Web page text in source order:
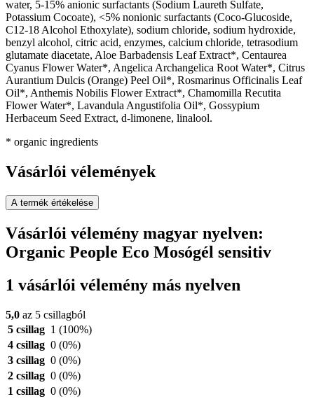
water, 5-15% anionic surfactants (Sodium Laureth Sulfate,
Potassium Cocoate), <5% nonionic surfactants (Сoco-Glucoside,
C12-18 Alcohol Ethoxylate), sodium chloride, sodium hydroxide,
benzyl alcohol, citric acid, enzymes, calcium chloride, tetrasodium
glutamate diacetate, Aloe Barbadensis Leaf Extract*, Centaurea
Cyanus Flower Water*, Angelica Archangelica Root Water*, Citrus
Aurantium Dulcis (Orange) Peel Oil*, Rosmarinus Officinalis Leaf
Oil*, Anthemis Nobilis Flower Extract*, Chamomilla Recutita
Flower Water*, Lavandula Angustifolia Oil*, Gossypium
Herbaceum Seed Extract, d-limonene, linalool.
* organic ingredients
Vásárlói vélemények
A termék értékelése
Vásárlói vélemény magyar nyelven:
Organic People Eco Mosógél sensitiv
1 vásárlói vélemény más nyelven
5,0 az 5 csillagból
5 csillag 1 (100%)
4 csillag 0 (0%)
3 csillag 0 (0%)
2 csillag 0 (0%)
1 csillag 0 (0%)